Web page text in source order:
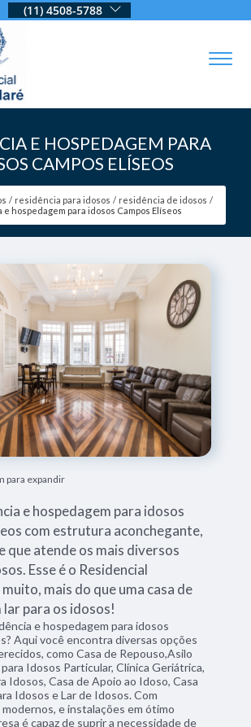
(11) 4508-5788
E HOSPEDAGEM PARA
CAMPOS ELÍSEOS
residência para idosos
residência de idosos
hospedagem para idosos Campos Elíseos
para expandir
e hospedagem para idosos
com estrutura aconchegante,
que atende os mais diversos
Esse é o Residencial
mais do que uma casa de
lar para os idosos!
e hospedagem para idosos
Aqui você encontra diversas opções
como Casa de Repouso,Asilo
Idosos Particular, Clínica Geriátrica,
Idosos, Casa de Apoio ao Idoso, Casa
Idosos e Lar de Idosos. Com
e instalações em ótimo
é capaz de suprir a necessidade de